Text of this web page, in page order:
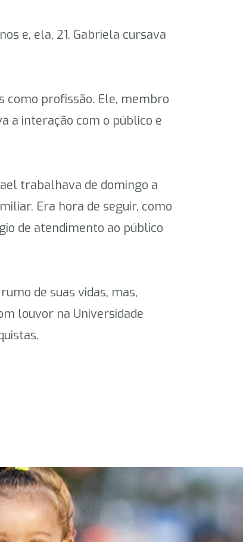
e, ela, 21. Gabriela cursava
como profissão. Ele, membro
a interação com o público e
trabalhava de domingo a
Era hora de seguir, como
de atendimento ao público
de suas vidas, mas,
louvor na Universidade